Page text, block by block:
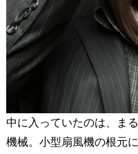
中に入っていたのは、ま
機械。 小型扇風機の根元